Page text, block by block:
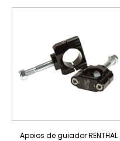
Apoios de guiador RENTHAL